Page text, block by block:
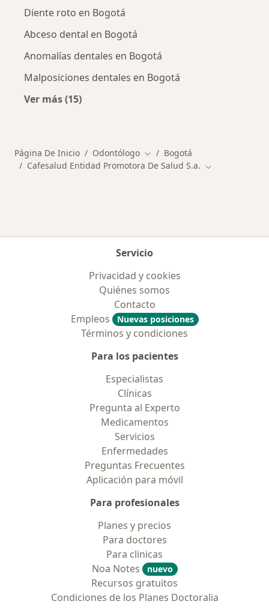
Diente roto en Bogotá
Abceso dental en Bogotá
Anomalías dentales en Bogotá
Malposiciones dentales en Bogotá
Ver más (15)
Página De Inicio Odontólogo Cambiar de ciudad
Bogotá
Cafesalud Entidad Promotora De Salud S.a. Cambiar de
Servicio
Privacidad y cookies
Quiénes somos
Contacto
Empleos
Nuevas posiciones
Términos y condiciones
Para los pacientes
Especialistas
Clínicas
Pregunta al Experto
Medicamentos
Servicios
Enfermedades
Preguntas Frecuentes
Aplicación para móvil
Para profesionales
Planes y precios
Para doctores
Para clinicas
Noa Notes
nuevo
Recursos gratuitos
Condiciones de los Planes Doctoralia